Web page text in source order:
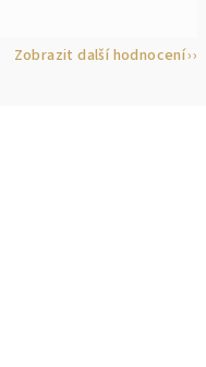
Zobrazit další hodnocení